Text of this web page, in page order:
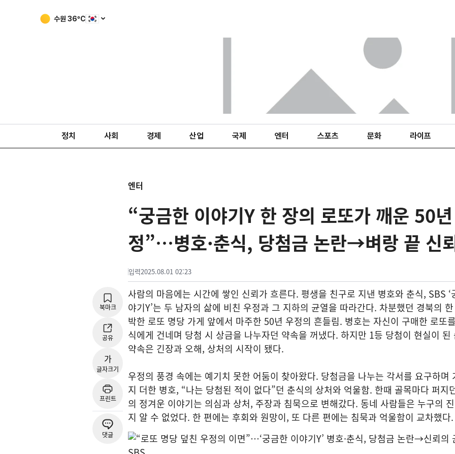
수원 36ºC
정치 사회 경제 산업 국제 엔터 스포츠 문화 라이프
엔터
“궁금한 이야기Y 한 장의 로또가 깨운 50
정”…병호·춘식, 당첨금 논란→벼랑 끝 신
입력2025.08.01 02:23
북마크
공유
가
글자크기
프린트
댓글
사람의 마음에는 시간에 쌓인 신뢰가 흐른다. 평생을 친구로 지낸 병호와 춘식, SBS ‘
야기Y’는 두 남자의 삶에 비친 우정과 그 지하의 균열을 따라간다. 차분했던 경북의
박한 로또 명당 가게 앞에서 마주한 50년 우정의 흔들림. 병호는 자신이 구매한 로또
식에게 건네며 당첨 시 상금을 나누자던 약속을 꺼냈다. 하지만 1등 당첨이 현실이 된
약속은 긴장과 오해, 상처의 시작이 됐다.
우정의 풍경 속에는 예기치 못한 어둠이 찾아왔다. 당첨금을 나누는 각서를 요구하며
지 더한 병호, “나는 당첨된 적이 없다”던 춘식의 상처와 억울함. 한때 골목마다 퍼지
의 정겨운 이야기는 의심과 상처, 주장과 침묵으로 변해갔다. 동네 사람들은 누구의
지 알 수 없었다. 한 편에는 후회와 원망이, 또 다른 편에는 침묵과 억울함이 교차했다.